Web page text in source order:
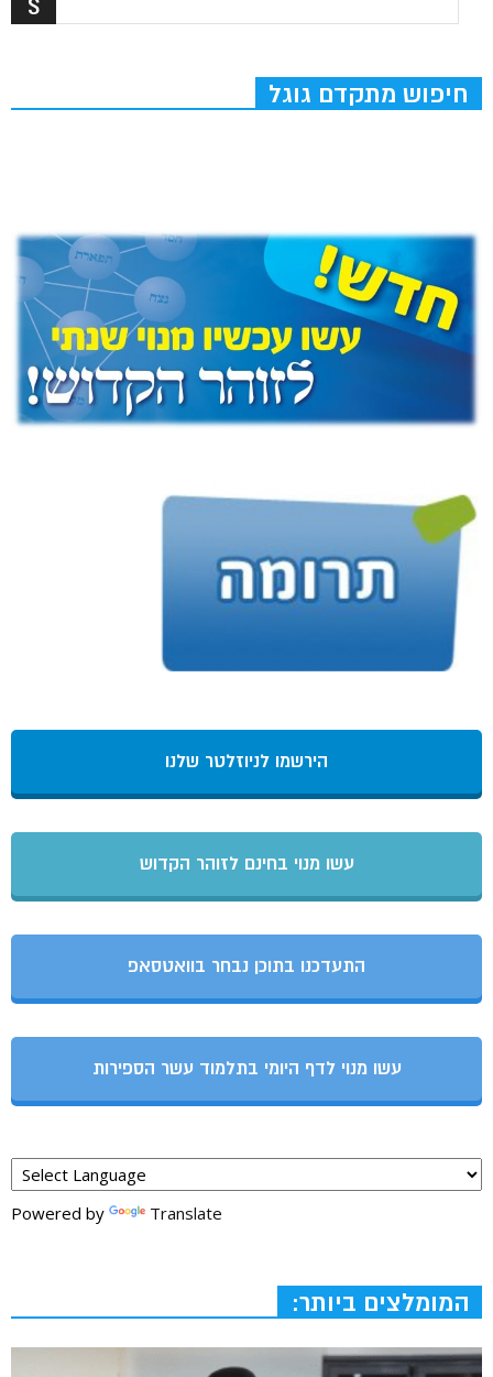
חיפוש מתקדם גוגל
הירשמו לניוזלטר שלנו
עשו מנוי בחינם לזוהר הקדוש
התעדכנו בתוכן נבחר בוואטסאפ
עשו מנוי לדף היומי בתלמוד עשר הספירות
Powered by Translate
המומלצים ביותר: